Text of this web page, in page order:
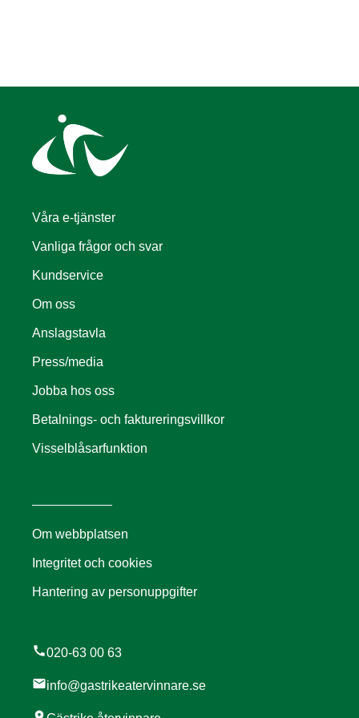
Våra e-tjänster
Vanliga frågor och svar
Kundservice
Om oss
Anslagstavla
Press/media
Jobba hos oss
Betalnings- och faktureringsvillkor
Visselblåsarfunktion
Om webbplatsen
Integritet och cookies
Hantering av personuppgifter
call020-63 00 63
mailinfo@gastrikeatervinnare.se